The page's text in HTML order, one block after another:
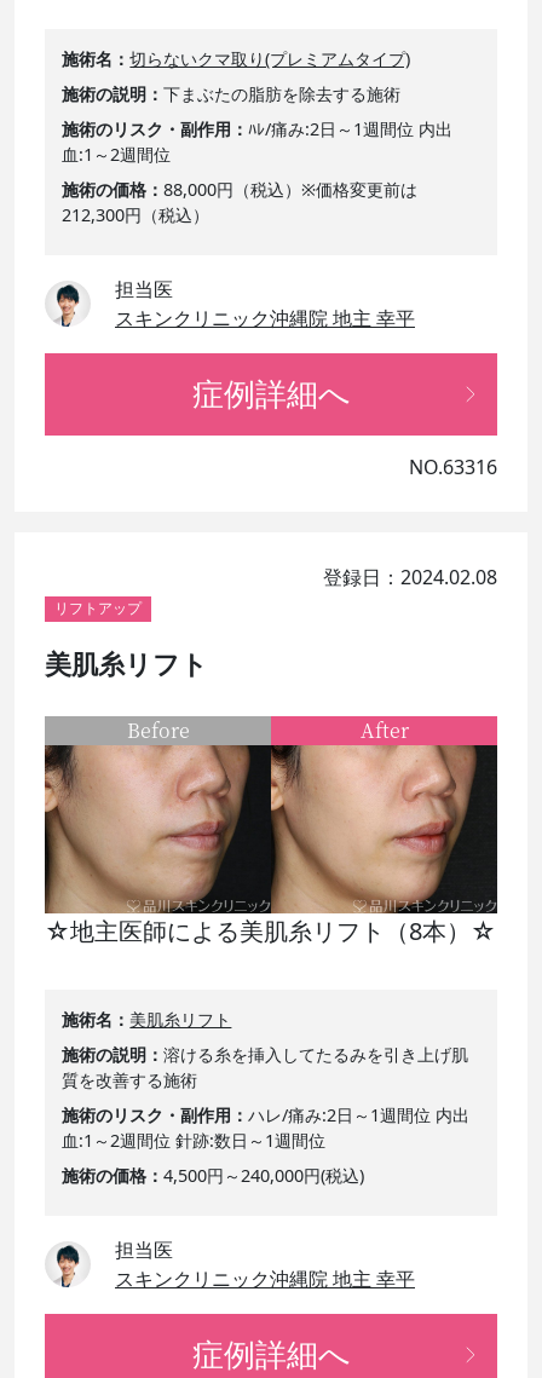
施術名
切らないクマ取り(プレミアムタイプ)
施術の説明
下まぶたの脂肪を除去する施術
施術のリスク・副作用
ﾊﾚ/痛み:2日～1週間位 内出
血:1～2週間位
施術の価格
88,000円（税込）※価格変更前は
212,300円（税込）
担当医
スキンクリニック沖縄院 地主 幸平
症例詳細へ
NO.63316
登録日：2024.02.08
リフトアップ
美肌糸リフト
☆地主医師による美肌糸リフト（8本）☆
施術名
美肌糸リフト
施術の説明
溶ける糸を挿入してたるみを引き上げ肌
質を改善する施術
施術のリスク・副作用
ハレ/痛み:2日～1週間位 内出
血:1～2週間位 針跡:数日～1週間位
施術の価格
4,500円～240,000円(税込)
担当医
スキンクリニック沖縄院 地主 幸平
Before After
症例詳細へ